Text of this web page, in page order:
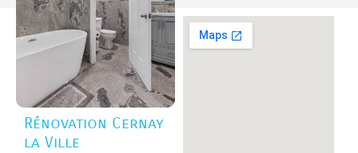
Rénovation Cernay
la Ville